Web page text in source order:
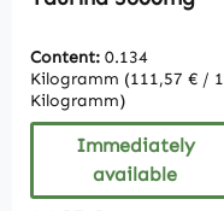
Content: 0.134
Kilogramm (111,57 € / 1
Kilogramm)
Immediately
available